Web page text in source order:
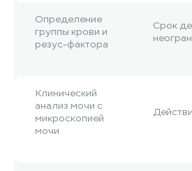
Определение
группы крови и
резус-фактора
Срок
Клинический
анализ мочи с
микроскопией
мочи